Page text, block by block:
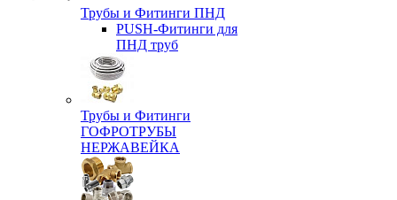
Трубы и Фитинги ПНД
PUSH-Фитинги для
ПНД труб
Трубы и Фитинги
ГОФРОТРУБЫ
НЕРЖАВЕЙКА